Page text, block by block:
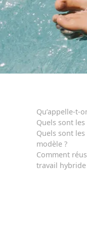
Qu’appelle-t-
Quels sont
Quels sont
modèle ?
Comment
travail hybride